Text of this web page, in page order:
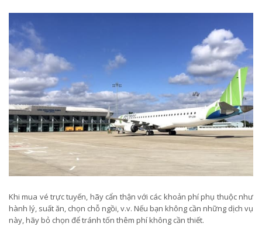
Khi mua vé trực tuyến, hãy cẩn thận với các khoản phí phụ thuộc như
hành lý, suất ăn, chọn chỗ ngồi, v.v. Nếu bạn không cần những dịch vụ
này, hãy bỏ chọn để tránh tốn thêm phí không cần thiết.